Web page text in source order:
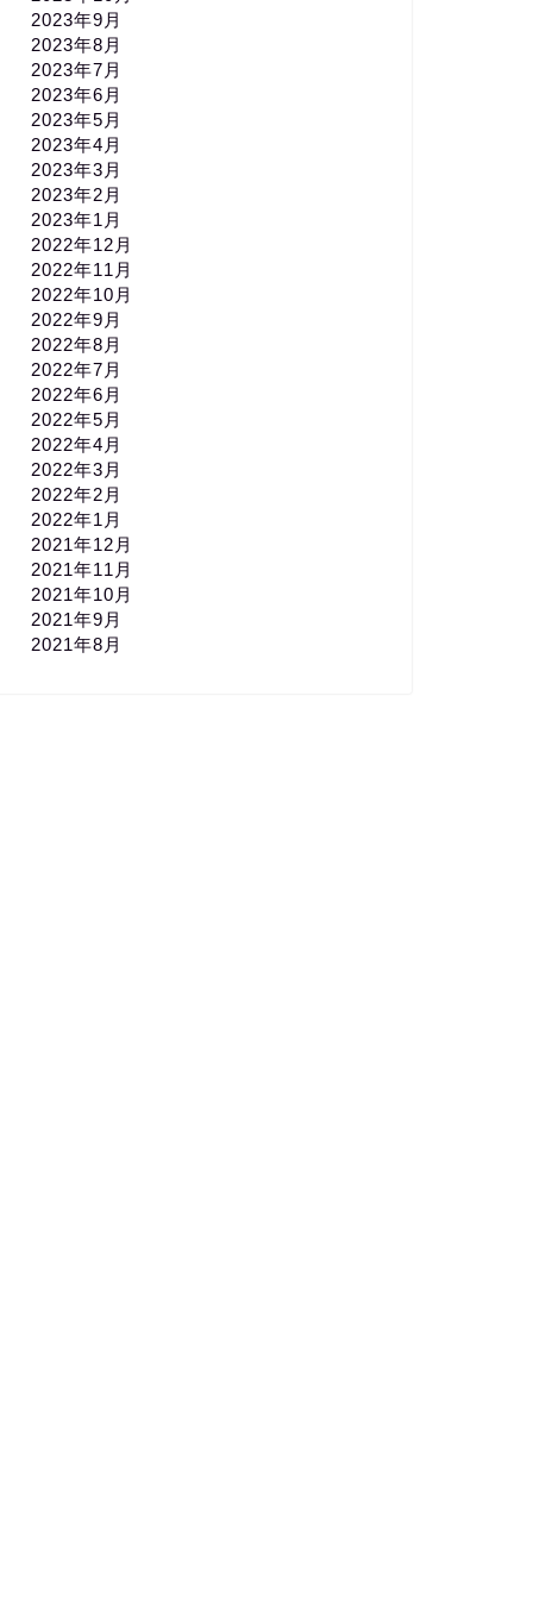
2023年9月
2023年8月
2023年7月
2023年6月
2023年5月
2023年4月
2023年3月
2023年2月
2023年1月
2022年12月
2022年11月
2022年10月
2022年9月
2022年8月
2022年7月
2022年6月
2022年5月
2022年4月
2022年3月
2022年2月
2022年1月
2021年12月
2021年11月
2021年10月
2021年9月
2021年8月